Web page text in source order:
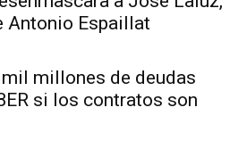
Antonio Espaillat
mil millones de deudas
si los contratos son